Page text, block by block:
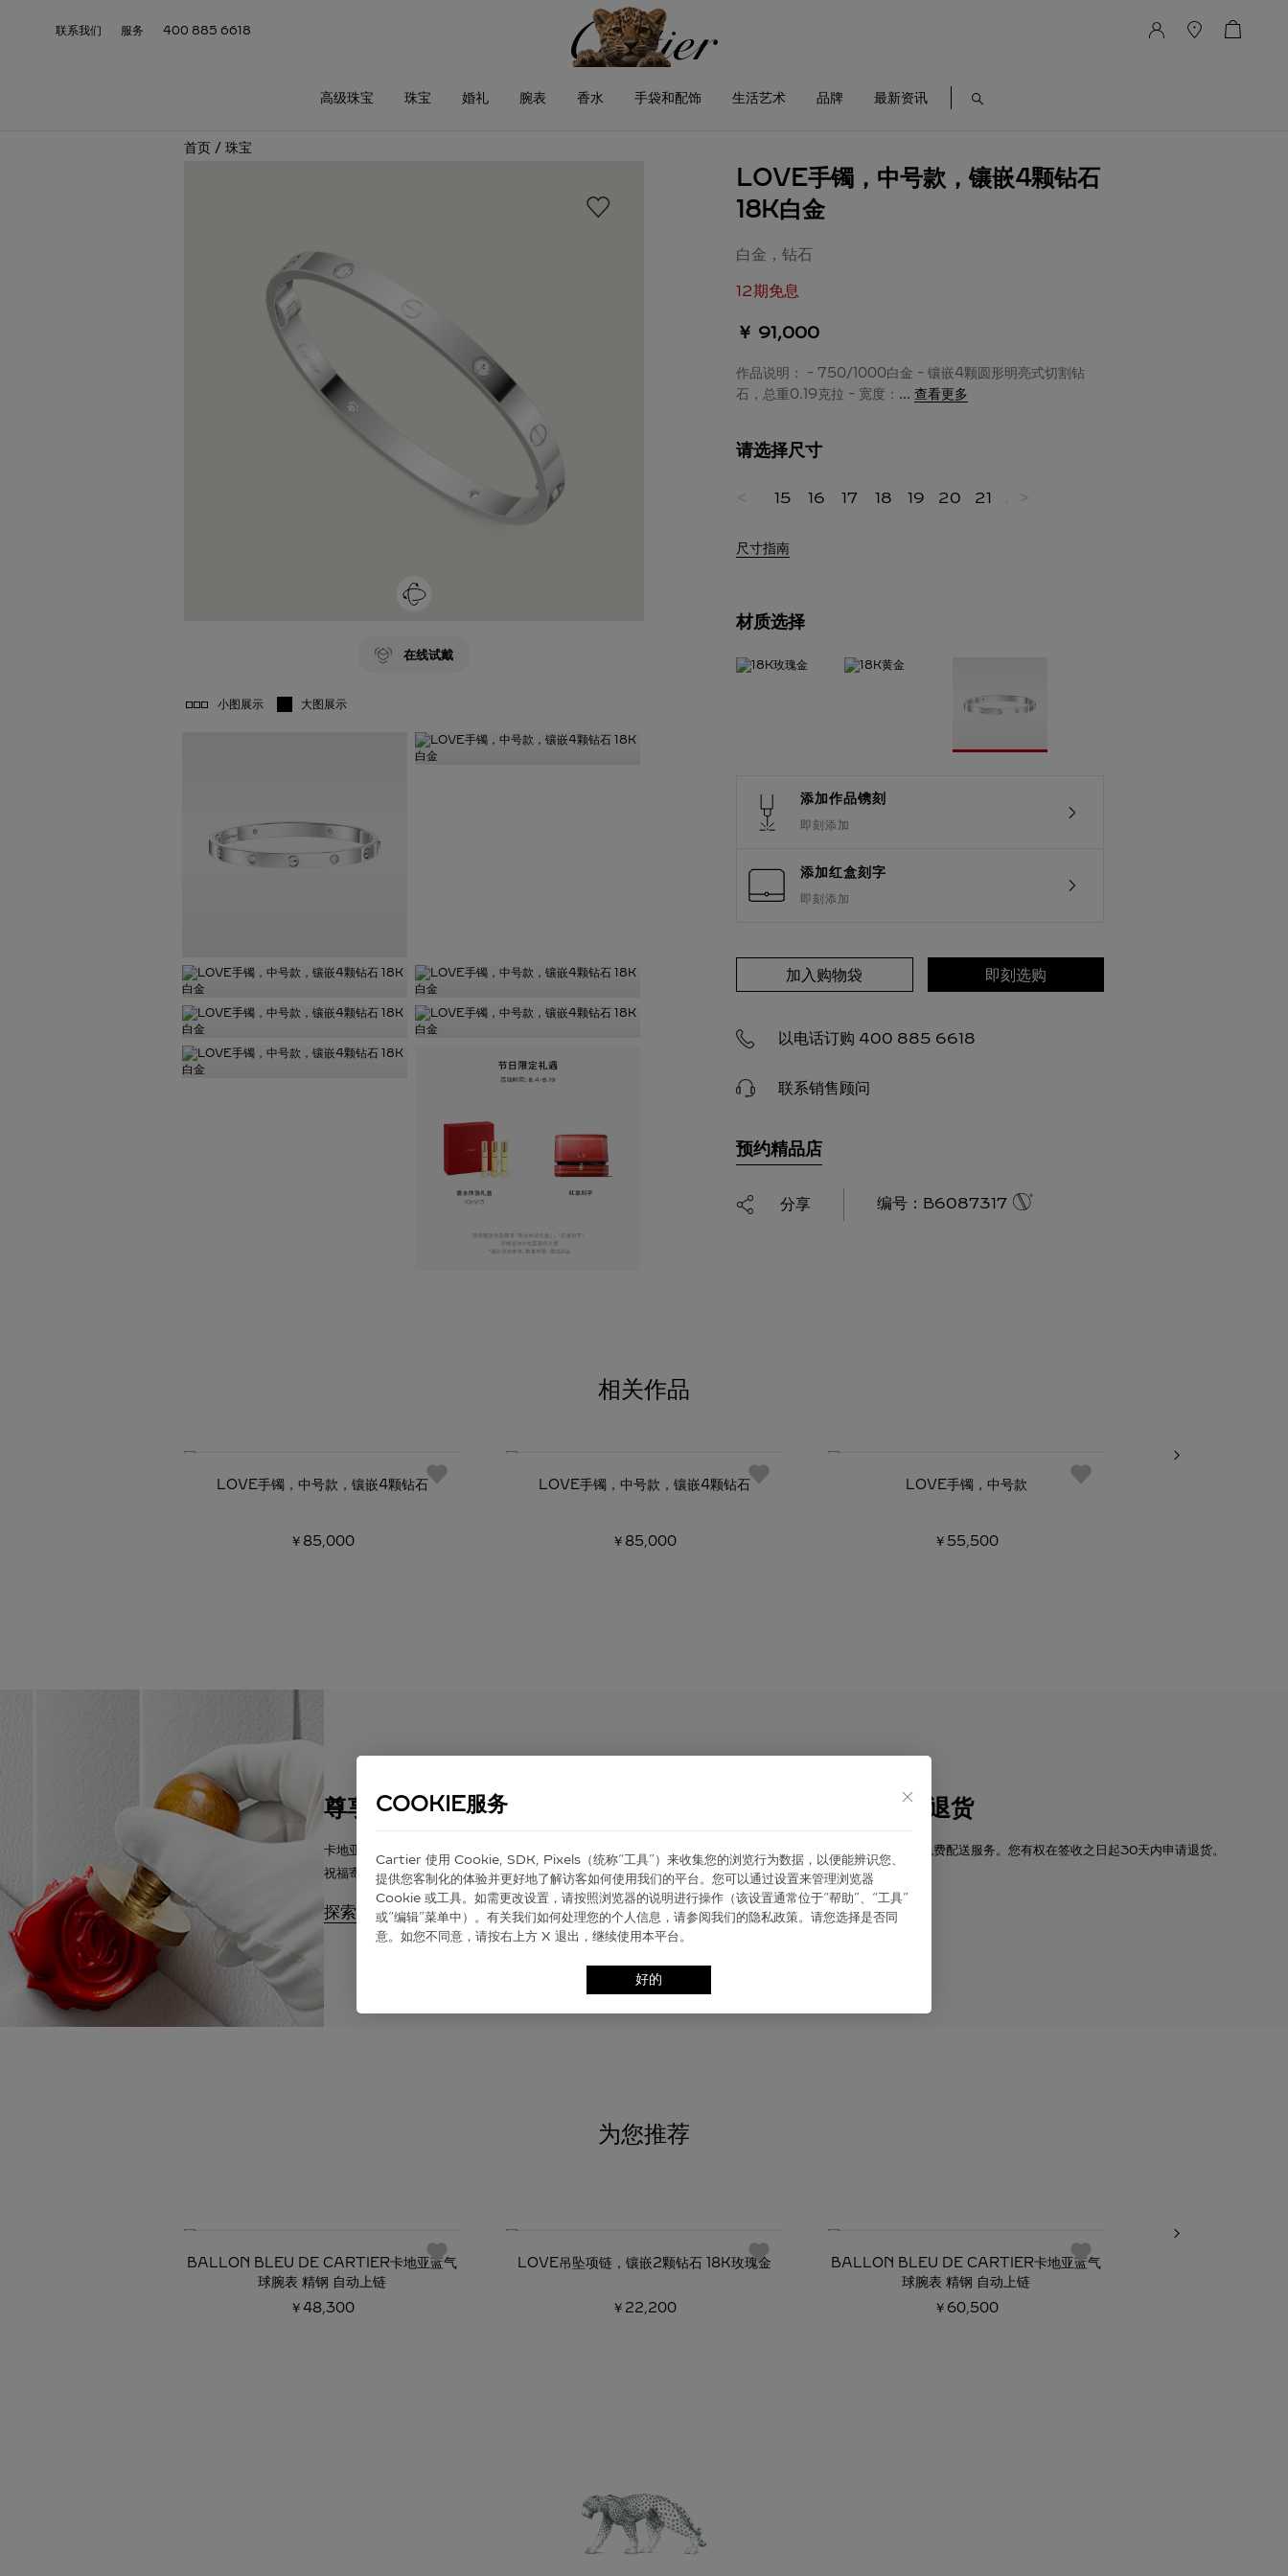
联系我们 服务 400 885 6618
高级珠宝 珠宝 婚礼 腕表 香水 手袋和配饰 生活艺术 品牌 最新资讯
首页 / 珠宝
在线试戴
小图展示 大图展示
LOVE手镯，中号款，镶嵌4颗钻石
18K白金
白金，钻石
12期免息
￥ 91,000
作品说明： - 750/1000白金 - 镶嵌4颗圆形明亮式切割钻
石，总重0.19克拉 - 宽度： ... 查看更多
请选择尺寸
15 16 17 18 19 20 21 22
>
<
尺寸指南
材质选择
添加作品镌刻
即刻添加
添加红盒刻字
即刻添加
加入购物袋 即刻选购
以电话订购 400 885 6618
联系销售顾问
预约精品店
分享 编号： B6087317
相关作品
LOVE手镯，中号款，镶嵌4颗钻石
￥85,000
LOVE手镯，中号款，镶嵌4颗钻石
￥85,000
LOVE手镯，中号款
￥55,500
尊享包装艺术
卡地亚将提供悉心完成的标志性卡地亚礼品包装，您可以随附标志性卡地亚礼品卡，送上个性化
祝福寄语。
探索
配送与退货
卡地亚提供免费配送服务。您有权在签收之日起30天内申请退货。
探索
为您推荐
BALLON BLEU DE CARTIER卡地亚蓝气
球腕表 精钢 自动上链
￥48,300
LOVE吊坠项链，镶嵌2颗钻石 18K玫瑰金
￥22,200
BALLON BLEU DE CARTIER卡地亚蓝气
球腕表 精钢 自动上链
￥60,500
COOKIE服务
Cartier 使⽤ Cookie, SDK, Pixels（统称“⼯具”）来收集您的浏览⾏为数据，以便能辨识您、
提供您客制化的体验并更好地了解访客如何使⽤我们的平台。您可以通过设置来管理浏览器
Cookie 或⼯具。如需更改设置，请按照浏览器的说明进⾏操作（该设置通常位于“帮助”、“⼯具”
或“编辑”菜单中）。有关我们如何处理您的个⼈信息，请参阅我们的隐私政策。请您选择是否同
意。如您不同意，请按右上⽅ X 退出，继续使⽤本平台。
好的